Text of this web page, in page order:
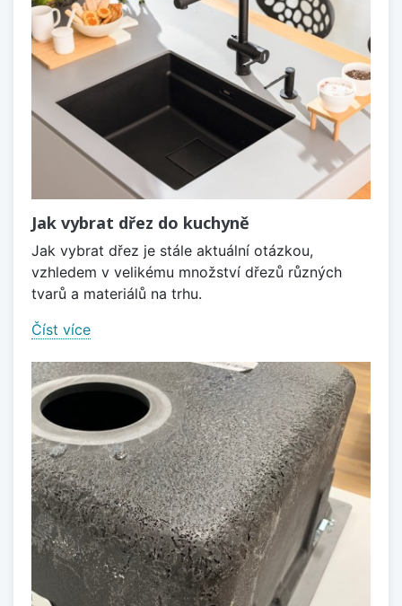
Jak vybrat dřez do kuchyně
Jak vybrat dřez je stále aktuální otázkou,
vzhledem v velikému množství dřezů různých
tvarů a materiálů na trhu.
Číst více